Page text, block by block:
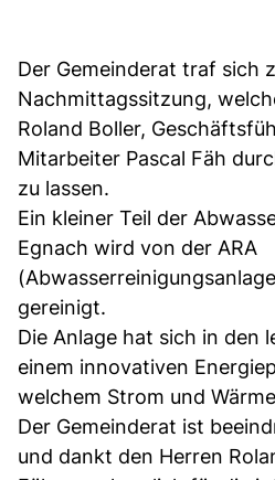
Der Gemeinderat traf sich
Nachmittagssitzung,
Roland Boller,
Mitarbeiter Pascal Fäh
zu lassen.
Ein kleiner Teil der
Egnach wird von der ARA
gereinigt.
Die Anlage hat sich in den
einem innovativen
welchem Strom und
Der Gemeinderat ist
und dankt den Herren